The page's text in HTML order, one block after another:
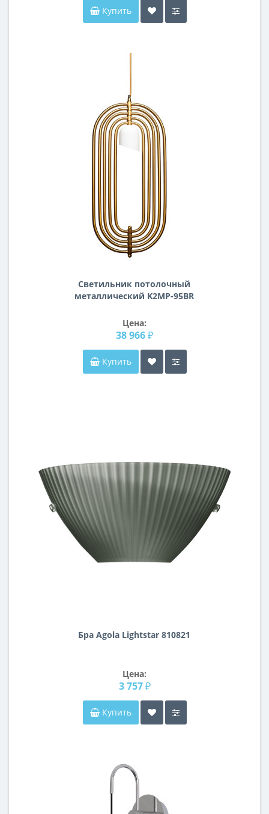
Купить
Светильник потолочный
металлический K2MP-95BR
Цена:
38 966 ₽
Купить
Бра Agola Lightstar 810821
Цена:
3 757 ₽
Купить